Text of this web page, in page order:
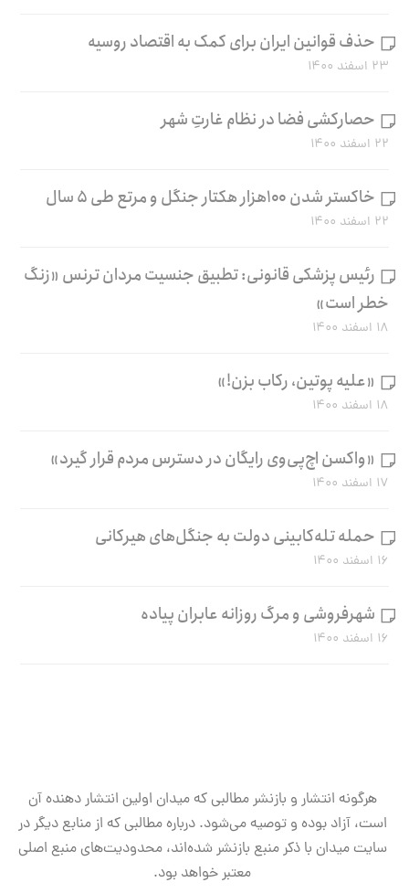
حذف قوانین ایران برای کمک به اقتصاد روسیه
۲۳ اسفند ۱۴۰۰
حصارکشی فضا در نظام غارتِ شهر
۲۲ اسفند ۱۴۰۰
خاکستر شدن ۱۰۰هزار هکتار جنگل و مرتع طی ۵ سال
۲۲ اسفند ۱۴۰۰
رئیس پزشکی قانونی: تطبیق جنسیت مردان ترنس «زنگ
خطر است»
۱۸ اسفند ۱۴۰۰
«علیه پوتین، رکاب بزن!»
۱۸ اسفند ۱۴۰۰
«واکسن اچ‌پی‌وی رایگان در دسترس مردم قرار گیرد»
۱۷ اسفند ۱۴۰۰
حمله تله‌کابینی دولت به جنگل‌های هیرکانی
۱۶ اسفند ۱۴۰۰
شهرفروشی و مرگ روزانه عابران پیاده
۱۶ اسفند ۱۴۰۰
هرگونه انتشار و بازنشر مطالبی که میدان اولین انتشار دهنده آن
است، آزاد بوده و توصیه می‌شود. درباره مطالبی که از منابع دیگر در
سایت میدان با ذکر منبع بازنشر شده‌اند، محدودیت‌های منبع اصلی
معتبر خواهد بود.